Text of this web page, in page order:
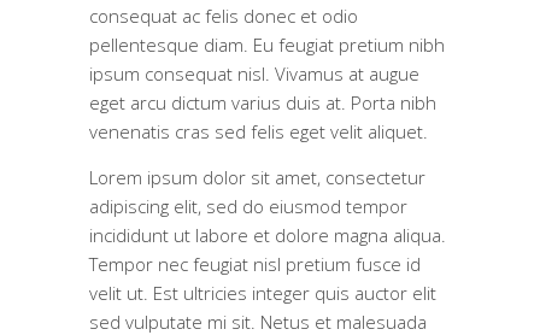
consequat ac felis donec et odio
pellentesque diam. Eu feugiat pretium nibh
ipsum consequat nisl. Vivamus at augue
eget arcu dictum varius duis at. Porta nibh
venenatis cras sed felis eget velit aliquet.
Lorem ipsum dolor sit amet, consectetur
adipiscing elit, sed do eiusmod tempor
incididunt ut labore et dolore magna aliqua.
Tempor nec feugiat nisl pretium fusce id
velit ut. Est ultricies integer quis auctor elit
sed vulputate mi sit. Netus et malesuada